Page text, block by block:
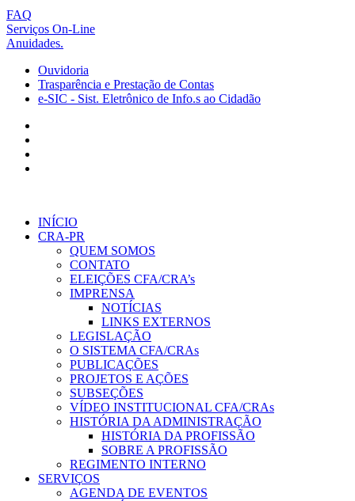
FAQ
Serviços On-Line
Anuidades.
Ouvidoria
Trasparência e Prestação de Contas
e-SIC - Sist. Eletrônico de Info.s ao Cidadão
INÍCIO
CRA-PR
QUEM SOMOS
CONTATO
ELEIÇÕES CFA/CRA’s
IMPRENSA
NOTÍCIAS
LINKS EXTERNOS
LEGISLAÇÃO
O SISTEMA CFA/CRAs
PUBLICAÇÕES
PROJETOS E AÇÕES
SUBSEÇÕES
VÍDEO INSTITUCIONAL CFA/CRAs
HISTÓRIA DA ADMINISTRAÇÃO
HISTÓRIA DA PROFISSÃO
SOBRE A PROFISSÃO
REGIMENTO INTERNO
SERVIÇOS
AGENDA DE EVENTOS